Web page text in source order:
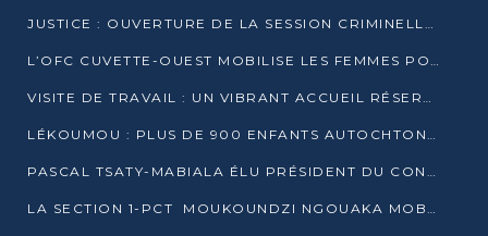
JUSTICE : OUVERTURE DE LA SESSION CRIMINELLE À BRAZZAVILLE AVEC 52 DOSSIERS AU RÔLE
L’OFC CUVETTE-OUEST MOBILISE LES FEMMES POUR ACCUEILLIR LE PRÉSIDENT DE LA RÉPUBLIQUE
VISITE DE TRAVAIL : UN VIBRANT ACCUEIL RÉSERVÉ À DENIS SASSOU-N’GUESSO PAR L’ASSOCIATION « LES AMIS DE WOMO »
LÉKOUMOU : PLUS DE 900 ENFANTS AUTOCHTONES REÇOIVENT DES KITS SCOLAIRES GRÂCE À L’ESPACE OPOKO
PASCAL TSATY-MABIALA ÉLU PRÉSIDENT DU CONSEIL NATIONAL DE L’UPADS
LA SECTION 1-PCT MOUKOUNDZI NGOUAKA MOBILISE 100 000 FCFA POUR LE 6ᵉ CONGRÈS DU PARTI